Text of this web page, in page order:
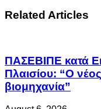
Related Articles
ΠΑΣΕΒΙΠΕ κατά
Πλαισίου: “Ο
βιομηχανία”